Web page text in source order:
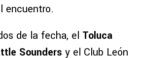
encuentro.
de la fecha, el Toluca
Sounders y el Club León